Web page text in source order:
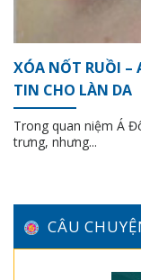
XÓA NỐT RUỒI –
TIN CHO LÀN DA
Trong quan niệm Á
trưng, nhưng...
CÂU